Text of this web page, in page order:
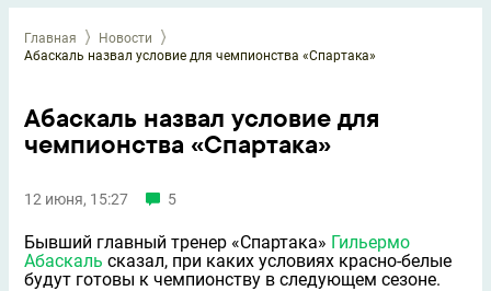
Главная
Новости
Абаскаль назвал условие для чемпионства «Спартака»
Абаскаль назвал условие для
чемпионства «Спартака»
12 июня, 15:27 5
Бывший главный тренер «Спартака» Гильермо
Абаскаль сказал, при каких условиях красно-белые
будут готовы к чемпионству в следующем сезоне.